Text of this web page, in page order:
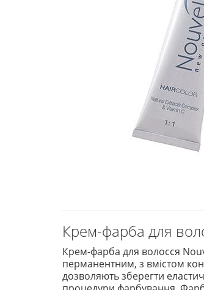
Крем-фарба для
Крем-фарба для волосся
перманентним, з вмістом
дозволяють зберегти